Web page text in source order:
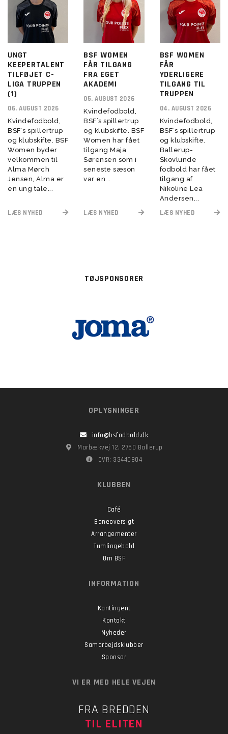
UNGT
KEEPERTALENT
TILFØJET C-
LIGA TRUPPEN
(1)
06. AUGUST 2026
Kvindefodbold,
BSF´s spillertrup
og klubskifte. BSF
Women byder
velkommen til
Alma Mørch
Jensen, Alma er
en ung tale...
LÆS NYHED
BSF WOMEN
FÅR TILGANG
FRA EGET
AKADEMI
05. AUGUST 2026
Kvindefodbold,
BSF´s spillertrup
og klubskifte. BSF
Women har fået
tilgang Maja
Sørensen som i
seneste sæson
var en...
LÆS NYHED
BSF WOMEN
FÅR
YDERLIGERE
TILGANG TIL
TRUPPEN
04. AUGUST 2026
Kvindefodbold,
BSF´s spillertrup
og klubskifte.
Ballerup-
Skovlunde
fodbold har fået
tilgang af
Nikoline Lea
Andersen...
LÆS NYHED
TØJSPONSORER
OPLYSNINGER
info@bsfodbold.dk
Marbækvej 12, 2750 Ballerup
CVR: 33440804
KLUBBEN
Café
Baneoversigt
Arrangementer
Tumlingebold
Om BSF
INFORMATION
Kontingent
Kontakt
Nyheder
Samarbejdsklubber
Sponsor
VI ER MED HELE VEJEN
FRA BREDDEN
TIL ELITEN